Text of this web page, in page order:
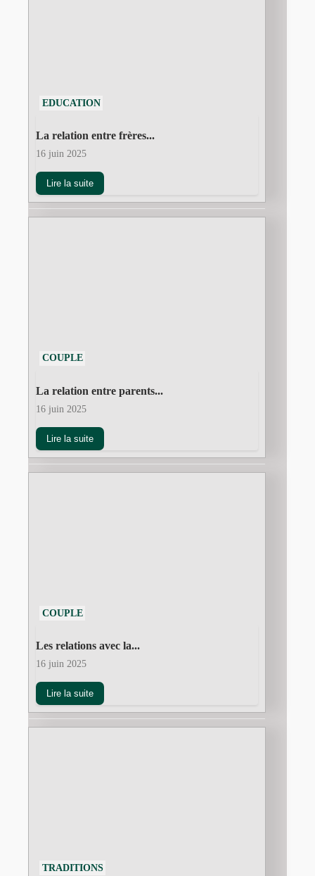
EDUCATION
La relation entre frères...
16 juin 2025
Lire la suite
COUPLE
La relation entre parents...
16 juin 2025
Lire la suite
COUPLE
Les relations avec la...
16 juin 2025
Lire la suite
TRADITIONS